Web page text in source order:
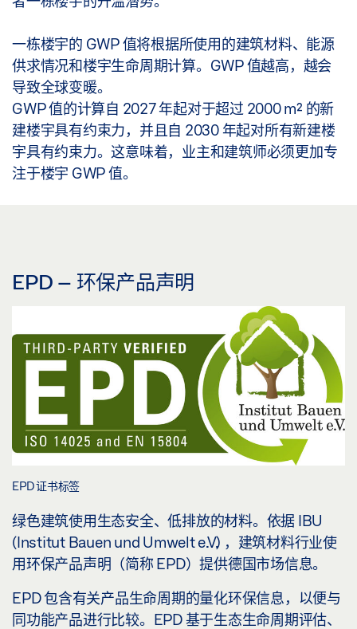
一栋楼宇的 GWP 值将根据所使用的建筑材料、能源
供求情况和楼宇生命周期计算。GWP 值越高，越会
导致全球变暖。
GWP 值的计算自 2027 年起对于超过 2000 m² 的新
建楼宇具有约束力，并且自 2030 年起对所有新建楼
宇具有约束力。这意味着，业主和建筑师必须更加专
注于楼宇 GWP 值。
EPD – 环保产品声明
EPD 证书标签
绿色建筑使用生态安全、低排放的材料。依据 IBU
(Institut Bauen und Umwelt e.V.) ，建筑材料行业使
用环保产品声明（简称 EPD）提供德国市场信息。
EPD 包含有关产品生命周期的量化环保信息，以便与
同功能产品进行比较。EPD 基于生态生命周期评估、